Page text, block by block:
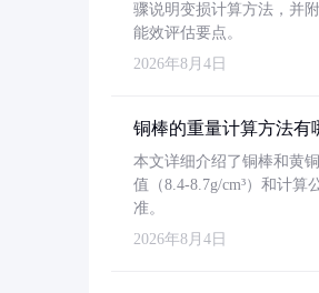
骤说明变损计算方法，并
能效评估要点。
2026年8月4日
铜棒的重量计算方法有
本文详细介绍了铜棒和黄
值（8.4-8.7g/cm³）和计
准。
2026年8月4日